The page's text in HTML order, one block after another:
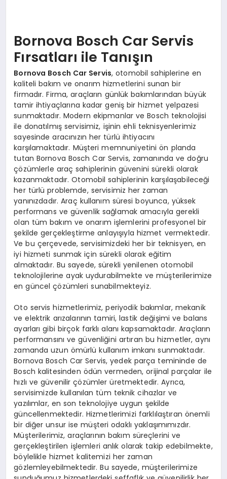
Bornova Bosch Car Servis
Fırsatları ile Tanışın
Bornova Bosch Car Servis, otomobil sahiplerine en
kaliteli bakım ve onarım hizmetlerini sunan bir
firmadır. Firma, araçların günlük bakımlarından büyük
tamir ihtiyaçlarına kadar geniş bir hizmet yelpazesi
sunmaktadır. Modern ekipmanlar ve Bosch teknolojisi
ile donatılmış servisimiz, işinin ehli teknisyenlerimiz
sayesinde aracınızın her türlü ihtiyacını
karşılamaktadır. Müşteri memnuniyetini ön planda
tutan Bornova Bosch Car Servis, zamanında ve doğru
çözümlerle araç sahiplerinin güvenini sürekli olarak
kazanmaktadır. Otomobil sahiplerinin karşılaşabileceği
her türlü problemde, servisimiz her zaman
yanınızdadır. Araç kullanım süresi boyunca, yüksek
performans ve güvenlik sağlamak amacıyla gerekli
olan tüm bakım ve onarım işlemlerini profesyonel bir
şekilde gerçekleştirme anlayışıyla hizmet vermektedir.
Ve bu çerçevede, servisimizdeki her bir teknisyen, en
iyi hizmeti sunmak için sürekli olarak eğitim
almaktadır. Bu sayede, sürekli yenilenen otomobil
teknolojilerine ayak uydurabilmekte ve müşterilerimize
en güncel çözümleri sunabilmekteyiz.
Oto servis hizmetlerimiz, periyodik bakımlar, mekanik
ve elektrik arızalarının tamiri, lastik değişimi ve balans
ayarları gibi birçok farklı alanı kapsamaktadır. Araçların
performansını ve güvenliğini artıran bu hizmetler, aynı
zamanda uzun ömürlü kullanım imkanı sunmaktadır.
Bornova Bosch Car Servis, yedek parça temininde de
Bosch kalitesinden ödün vermeden, orijinal parçalar ile
hızlı ve güvenilir çözümler üretmektedir. Ayrıca,
servisimizde kullanılan tüm teknik cihazlar ve
yazılımlar, en son teknolojiye uygun şekilde
güncellenmektedir. Hizmetlerimizi farklılaştıran önemli
bir diğer unsur ise müşteri odaklı yaklaşımımızdır.
Müşterilerimiz, araçlarının bakım süreçlerini ve
gerçekleştirilen işlemleri anlık olarak takip edebilmekte,
böylelikle hizmet kalitemizi her zaman
gözlemleyebilmektedir. Bu sayede, müşterilerimize